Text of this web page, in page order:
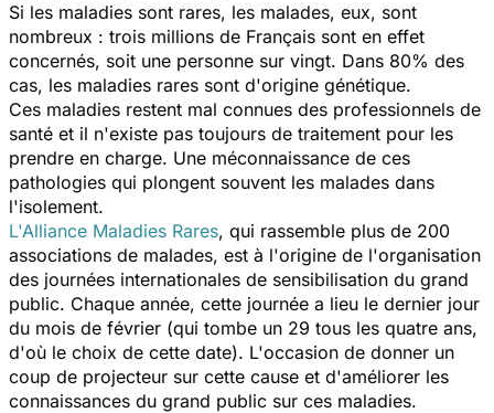
Si les maladies sont rares, les malades, eux, sont
nombreux : trois millions de Français sont en effet
concernés, soit une personne sur vingt. Dans 80% des
cas, les maladies rares sont d'origine génétique.
Ces maladies restent mal connues des professionnels de
santé et il n'existe pas toujours de traitement pour les
prendre en charge. Une méconnaissance de ces
pathologies qui plongent souvent les malades dans
l'isolement.
L'Alliance Maladies Rares, qui rassemble plus de 200
associations de malades, est à l'origine de l'organisation
des journées internationales de sensibilisation du grand
public. Chaque année, cette journée a lieu le dernier jour
du mois de février (qui tombe un 29 tous les quatre ans,
d'où le choix de cette date). L'occasion de donner un
coup de projecteur sur cette cause et d'améliorer les
connaissances du grand public sur ces maladies.